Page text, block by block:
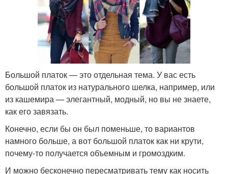
Большой платок — это отдельная тема. У вас есть
большой платок из натурального шелка, например, или
из кашемира — элегантный, модный, но вы не знаете,
как его завязать.
Конечно, если бы он был поменьше, то вариантов
намного больше, а вот большой платок как ни крути,
почему-то получается объемным и громоздким.
И можно бесконечно пересматривать тему как носить